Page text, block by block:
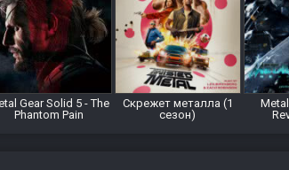
Gear Solid 5 - The
Phantom Pain
Скрежет металла (1
сезон)